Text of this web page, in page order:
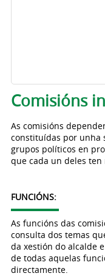
Pestanas
Comisións
As comisións
constituídas por unha
grupos políticos en
que cada un deles ten
FUNCIÓNS:
As funcións das
consulta dos temas
da xestión do alcalde
de todas aquelas
directamente.